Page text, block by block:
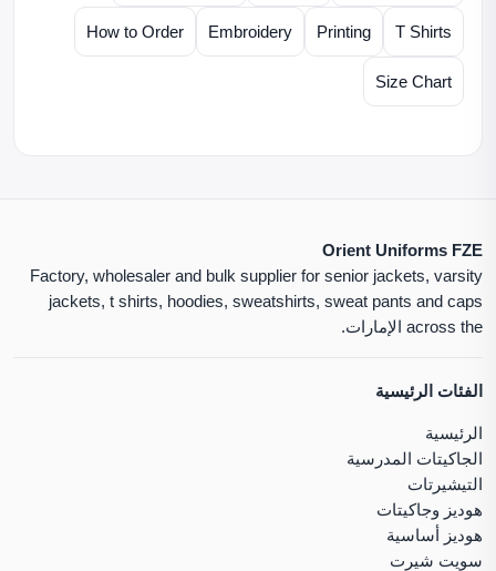
T Shirts
Printing
Embroidery
How to Order
Size Chart
Orient Uniforms FZE
Factory, wholesaler and bulk supplier for senior jackets, varsity
jackets, t shirts, hoodies, sweatshirts, sweat pants and caps
across the الإمارات.
الفئات الرئيسية
الرئيسية
الجاكيتات المدرسية
التيشيرتات
هوديز وجاكيتات
هوديز أساسية
سويت شيرت